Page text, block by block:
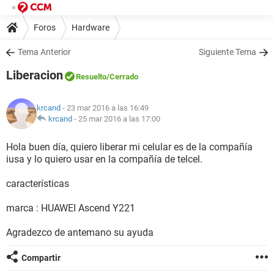
Foros Hardware
Tema Anterior Siguiente Tema
Liberacion Resuelto/Cerrado
krcand - 23 mar 2016 a las 16:49
krcand - 25 mar 2016 a las 17:00
Hola buen día, quiero liberar mi celular es de la compañía
iusa y lo quiero usar en la compañía de telcel.
características
marca : HUAWEI Ascend Y221
Agradezco de antemano su ayuda
Compartir